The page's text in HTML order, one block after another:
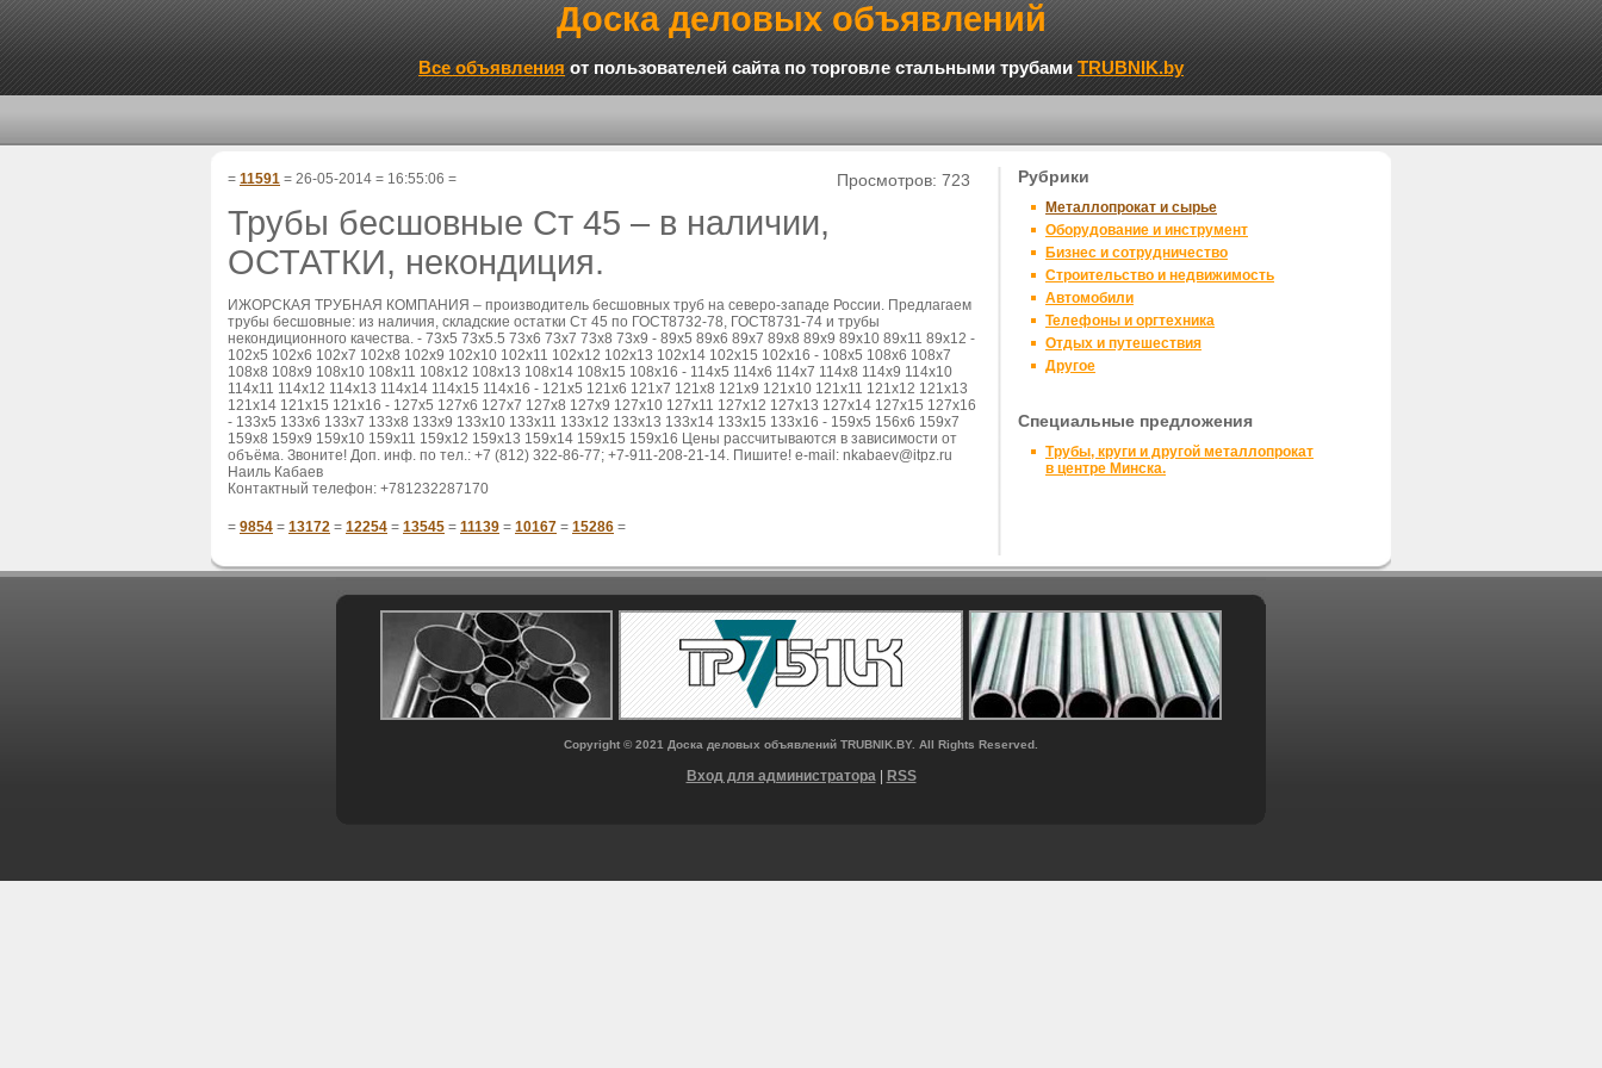
Доска деловых объявлений
Все объявления от пользователей сайта по торговле стальными трубамиTRUBNIK.by
= 11591 = 26-05-2014 = 16:55:06 =
Трубы бесшовные Ст 45 – в наличии,
ОСТАТКИ, некондиция.
Просмотров: 723
ИЖОРСКАЯ ТРУБНАЯ КОМПАНИЯ – производитель бесшовных труб на северо-западе России. Предлагаем
трубы бесшовные: из наличия, складские остатки Ст 45 по ГОСТ8732-78, ГОСТ8731-74 и трубы
некондиционного качества. - 73х5 73х5.5 73х6 73х7 73х8 73х9 - 89х5 89х6 89х7 89х8 89х9 89х10 89х11 89х12 -
102х5 102х6 102х7 102х8 102х9 102х10 102х11 102х12 102х13 102х14 102х15 102х16 - 108х5 108х6 108х7
108х8 108х9 108х10 108х11 108х12 108х13 108х14 108х15 108х16 - 114х5 114х6 114х7 114х8 114х9 114х10
114х11 114х12 114х13 114х14 114х15 114х16 - 121х5 121х6 121х7 121х8 121х9 121х10 121х11 121х12 121х13
121х14 121х15 121х16 - 127х5 127х6 127х7 127х8 127х9 127х10 127х11 127х12 127х13 127х14 127х15 127х16
- 133х5 133х6 133х7 133х8 133х9 133х10 133х11 133х12 133х13 133х14 133х15 133х16 - 159х5 156х6 159х7
159х8 159х9 159х10 159х11 159х12 159х13 159х14 159х15 159х16 Цены рассчитываются в зависимости от
объёма. Звоните! Доп. инф. по тел.: +7 (812) 322-86-77; +7-911-208-21-14. Пишите! e-mail: nkabaev@itpz.ru
Наиль Кабаев
Контактный телефон: +781232287170
= 9854 = 13172 = 12254 = 13545 = 11139 = 10167 = 15286 =
Рубрики
Металлопрокат и сырье
Оборудование и инструмент
Бизнес и сотрудничество
Строительство и недвижимость
Автомобили
Телефоны и оргтехника
Отдых и путешествия
Другое
Специальные предложения
Трубы, круги и другой металлопрокат
в центре Минска.
Copyright © 2021 Доска деловых объявлений TRUBNIK.BY. All Rights Reserved.
Вход для администратора| RSS